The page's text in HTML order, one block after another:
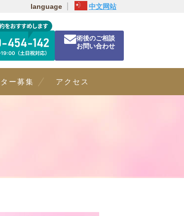
language 中文网站
術後のご相談
お問い合わせ
ー募集 アクセス